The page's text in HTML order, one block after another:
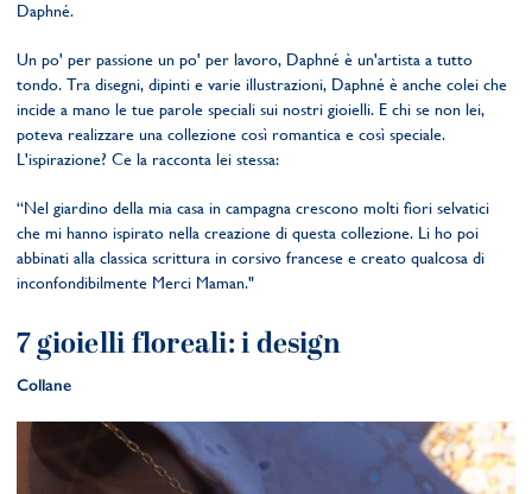
Daphné.
Un po' per passione un po' per lavoro, Daphné è un'artista a tutto
tondo. Tra disegni, dipinti e varie illustrazioni, Daphné è anche colei che
incide a mano le tue parole speciali sui nostri gioielli. E chi se non lei,
poteva realizzare una collezione così romantica e così speciale.
L'ispirazione? Ce la racconta lei stessa:
“Nel giardino della mia casa in campagna crescono molti fiori selvatici
che mi hanno ispirato nella creazione di questa collezione. Li ho poi
abbinati alla classica scrittura in corsivo francese e creato qualcosa di
inconfondibilmente Merci Maman."
7 gioielli floreali: i design
Collane